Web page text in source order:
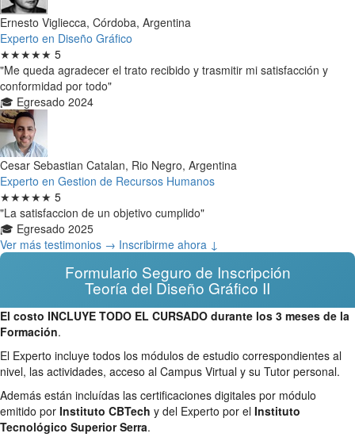
Ernesto Vigliecca, Córdoba, Argentina
Experto en Diseño Gráfico
★★★★★ 5
"Me queda agradecer el trato recibido y trasmitir mi satisfacción y
conformidad por todo"
🎓 Egresado 2024
Cesar Sebastian Catalan, Rio Negro, Argentina
Experto en Gestion de Recursos Humanos
★★★★★ 5
"La satisfaccion de un objetivo cumplido"
🎓 Egresado 2025
Ver más testimonios → Inscribirme ahora ↓
Formulario Seguro de Inscripción
Teoría del Diseño Gráfico II
El costo INCLUYE TODO EL CURSADO durante los 3 meses de la
Formación.
El Experto incluye todos los módulos de estudio correspondientes al
nivel, las actividades, acceso al Campus Virtual y su Tutor personal.
Además están incluídas las certificaciones digitales por módulo
emitido por Instituto CBTech y del Experto por el Instituto
Tecnológico Superior Serra.